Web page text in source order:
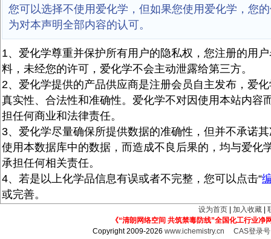
您可以选择不使用爱化学，但如果您使用爱化学，您
为对本声明全部内容的认可。
1、爱化学尊重并保护所有用户的隐私权，您注册的用
料，未经您的许可，爱化学不会主动泄露给第三方。
2、爱化学提供的产品供应商是注册会员自主发布，爱
真实性、合法性和准确性。爱化学不对因使用本站内容
担任何商业和法律责任。
3、爱化学尽量确保所提供数据的准确性，但并不承诺
使用本数据库中的数据，而造成不良后果的，均与爱化
承担任何相关责任。
4、若是以上化学品信息有误或者不完整，您可以点击“
或完善。
设为首页 加入收藏
《“清朗网络空间 共筑禁毒防线”全国化工行业净
Copyright 2009-2026www.ichemistry.cn
CAS登录